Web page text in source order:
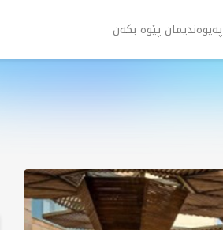
پەیوەندیمان پێوە بکەن